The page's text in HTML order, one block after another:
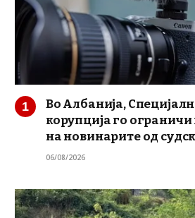
Во Албанија,
корупција го
на новинарите од
06/08/2026